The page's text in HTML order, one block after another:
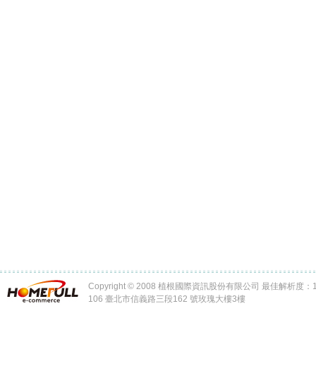
Copyright © 2008 植根國際資訊股份有限公司 最佳解析度：
106 臺北市信義路三段162 號玫瑰大樓3樓